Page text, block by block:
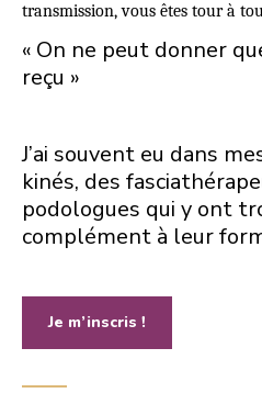
transmission, vous êtes tour à
« On ne peut donner
reçu »
J’ai souvent eu dans
kinés, des
podologues qui y ont
complément à leur
Je m’inscris !